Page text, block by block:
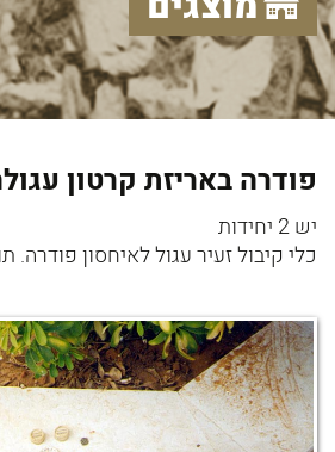
פודרה באריזת קרטון
יש 2 יחידות
כלי קיבול זעיר עגול לאיחסון פודרה.